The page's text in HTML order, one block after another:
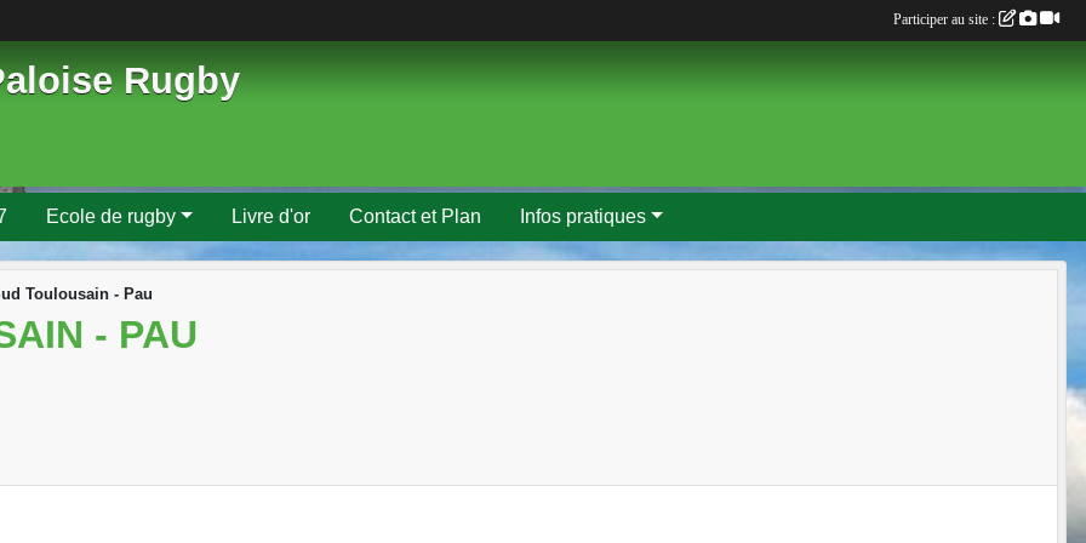
Rugby
Ecole de rugby Livre d'or Contact et Plan Infos pratiques
Toulousain - Pau
- PAU
Participer au site :